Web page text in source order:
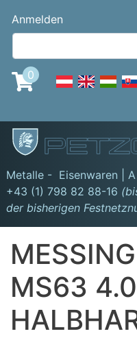
Anmelden
0
Metalle - Eisenwaren |
+43 (1) 798 82 88-16
der bisherigen
MS63